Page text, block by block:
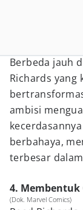
Berbeda jauh
Richards yang
ambisi
berbahaya,
terbesar
4. Membentuk
(Dok. Marvel Comics)